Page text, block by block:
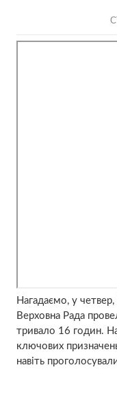
Нагадаємо, у
Верховна Рада
тривало 16 годин.
ключових
навіть